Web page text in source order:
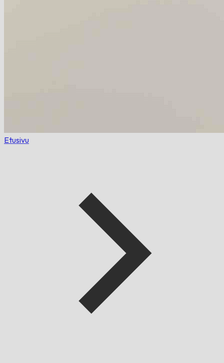
Etusivu